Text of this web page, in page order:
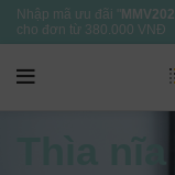
Nhập mã ưu đãi "
cho đơn từ 380.000 VNĐ
Thìa